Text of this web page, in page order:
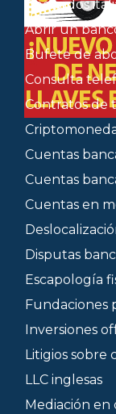
Abogados
Abrir un
Bufete de
Consulta
Contratos de
Cuentas
Cuentas
Cuentas en
Disputas
Escapología
Fundaciones
Inversiones
Litigios sobre
LLC inglesas
Mediación en